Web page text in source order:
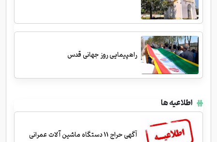
راهپیمایی روز جهانی قدس
اطلاعیه ها
آگهی حراج 11 دستگاه ماشین آلات عمرانی